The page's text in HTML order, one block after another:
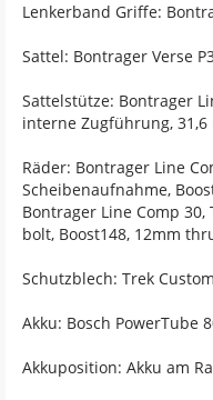
Lenkerband Griffe:
Sattel: Bontrager Verse
Sattelstütze: Bontrager
interne Zugführung, 31,6
Räder: Bontrager Line
Scheibenaufnahme,
Bontrager Line Comp 30,
bolt, Boost148, 12mm
Schutzblech: Trek
Akku: Bosch PowerTube
Akkuposition: Akku am